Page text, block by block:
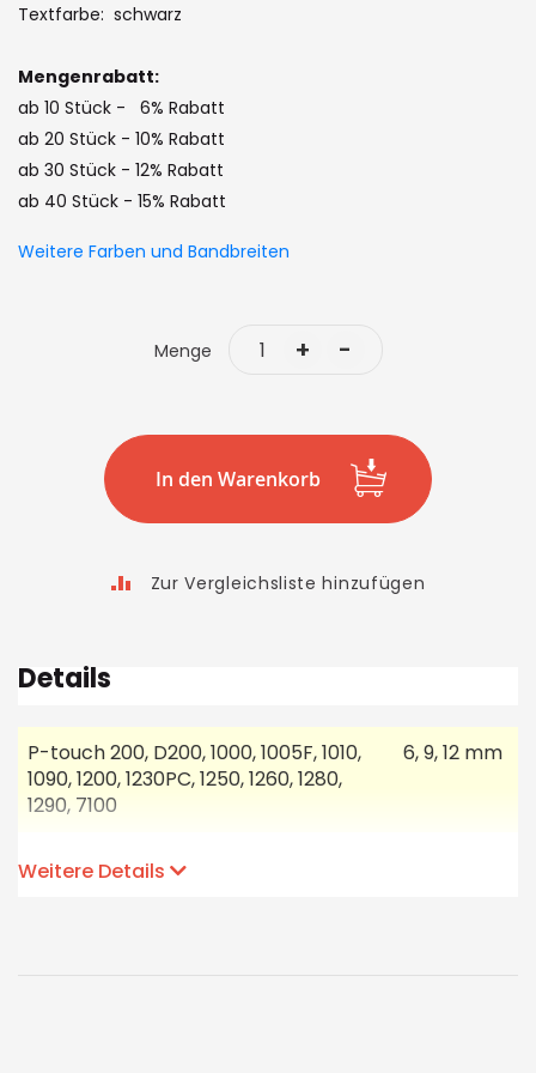
gallery
Textfarbe: schwarz
Mengenrabatt:
ab 10 Stück - 6% Rabatt
ab 20 Stück - 10% Rabatt
ab 30 Stück - 12% Rabatt
ab 40 Stück - 15% Rabatt
Weitere Farben und Bandbreiten
Menge -
+
In den Warenkorb
Zur Vergleichsliste hinzufügen
Details
P-touch 200, D200, 1000, 1005F, 1010,
1090, 1200, 1230PC, 1250, 1260, 1280,
1290, 7100
6, 9, 12 mm
P-touch 220, 300, 310, 340, 18R, 1800,
1830, 1850, 1950, 2030, 2100
Weitere Details